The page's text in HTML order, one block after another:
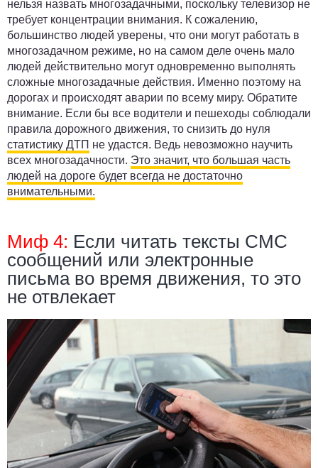
нельзя назвать многозадачными, поскольку телевизор не
требует концентрации внимания. К сожалению,
большинство людей уверены, что они могут работать в
многозадачном режиме, но на самом деле очень мало
людей действительно могут одновременно выполнять
сложные многозадачные действия. Именно поэтому на
дорогах и происходят аварии по всему миру. Обратите
внимание. Если бы все водители и пешеходы соблюдали
правила дорожного движения, то снизить до нуля
статистику ДТП не удастся. Ведь невозможно научить
всех многозадачности. Это значит, что большая часть
людей на дороге будет всегда не достаточно
внимательными.
Миф 4: Если читать тексты СМС
сообщений или электронные
письма во время движения, то это
не отвлекает